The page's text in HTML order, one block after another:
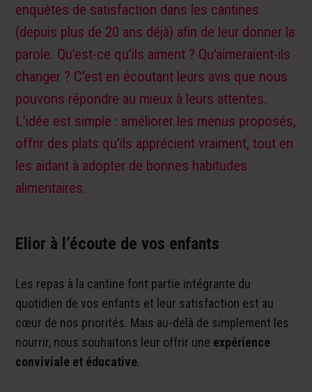
enquêtes de satisfaction dans les cantines
(depuis plus de 20 ans déjà) afin de leur donner la
parole. Qu’est-ce qu’ils aiment ? Qu'aimeraient-ils
changer ? C’est en écoutant leurs avis que nous
pouvons répondre au mieux à leurs attentes.
L’idée est simple : améliorer les menus proposés,
offrir des plats qu’ils apprécient vraiment, tout en
les aidant à adopter de bonnes habitudes
alimentaires.
Elior à l’écoute de vos enfants
Les repas à la cantine font partie intégrante du
quotidien de vos enfants et leur satisfaction est au
cœur de nos priorités. Mais au-delà de simplement les
nourrir, nous souhaitons leur offrir une expérience
conviviale et éducative.